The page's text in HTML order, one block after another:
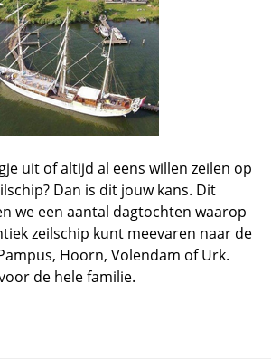
uit of altijd al eens willen zeilen op
Dan is dit jouw kans. Dit
we een aantal dagtochten waarop
zeilschip kunt meevaren naar de
Hoorn, Volendam of Urk.
de hele familie.